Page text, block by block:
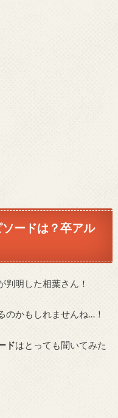
ードは？卒アル
判明した相葉さん！
のかもしれませんね…！
ドはとっても聞いてみた